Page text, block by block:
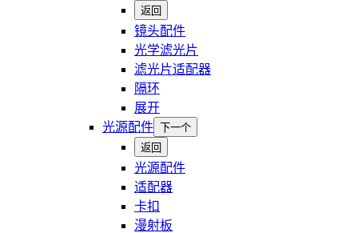
返回
镜头配件
光学滤光片
滤光片适配器
隔环
展开
光源配件
下一个
返回
光源配件
适配器
卡扣
漫射板